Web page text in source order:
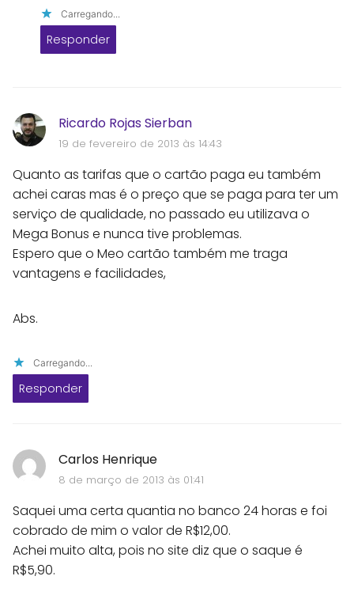
Carregando...
Responder
Ricardo Rojas Sierban
19 de fevereiro de 2013 às 14:43
Quanto as tarifas que o cartão paga eu também
achei caras mas é o preço que se paga para ter um
serviço de qualidade, no passado eu utilizava o
Mega Bonus e nunca tive problemas.
Espero que o Meo cartão também me traga
vantagens e facilidades,
Abs.
Carregando...
Responder
Carlos Henrique
8 de março de 2013 às 01:41
Saquei uma certa quantia no banco 24 horas e foi
cobrado de mim o valor de R$12,00.
Achei muito alta, pois no site diz que o saque é
R$5,90.